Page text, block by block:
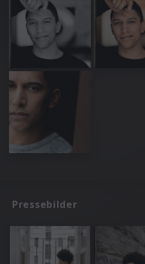
Pressebilder